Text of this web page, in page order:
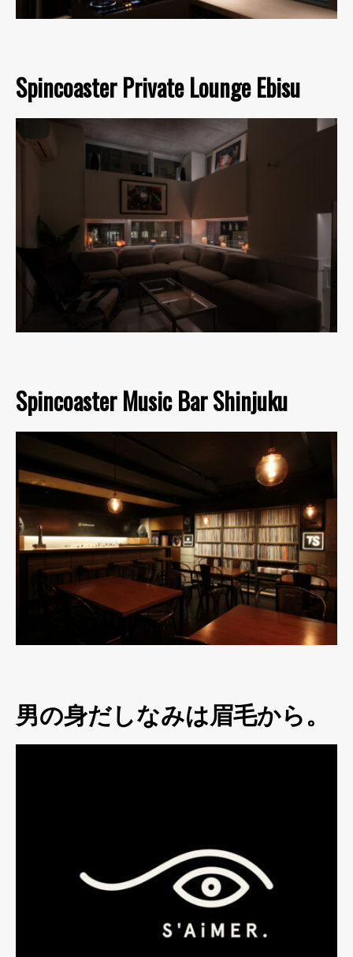
Spincoaster Private Lounge Ebisu
Spincoaster Music Bar Shinjuku
男の身だしなみは眉毛から。